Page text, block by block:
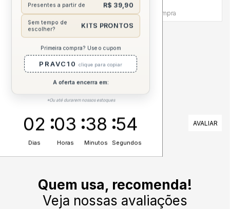
Atendimento Humanizado
Via WhatsApp antes e depois da compra
DESCRIÇÃO COMPLETA
AVALIAÇÕES
Nenhuma avaliação cadastrada para esse produto.
Quem usa, recomenda!
Veja nossas avaliações
Presentes a partir de R$ 39,90
Sem tempo de
escolher?
KITS PRONTOS
Primeira compra? Use o cupom
PRAVC10 clique para copiar
A oferta encerra em:
*Ou até durarem nossos estoques
02
Dias
03
Horas
38
Minutos
54
Segundos